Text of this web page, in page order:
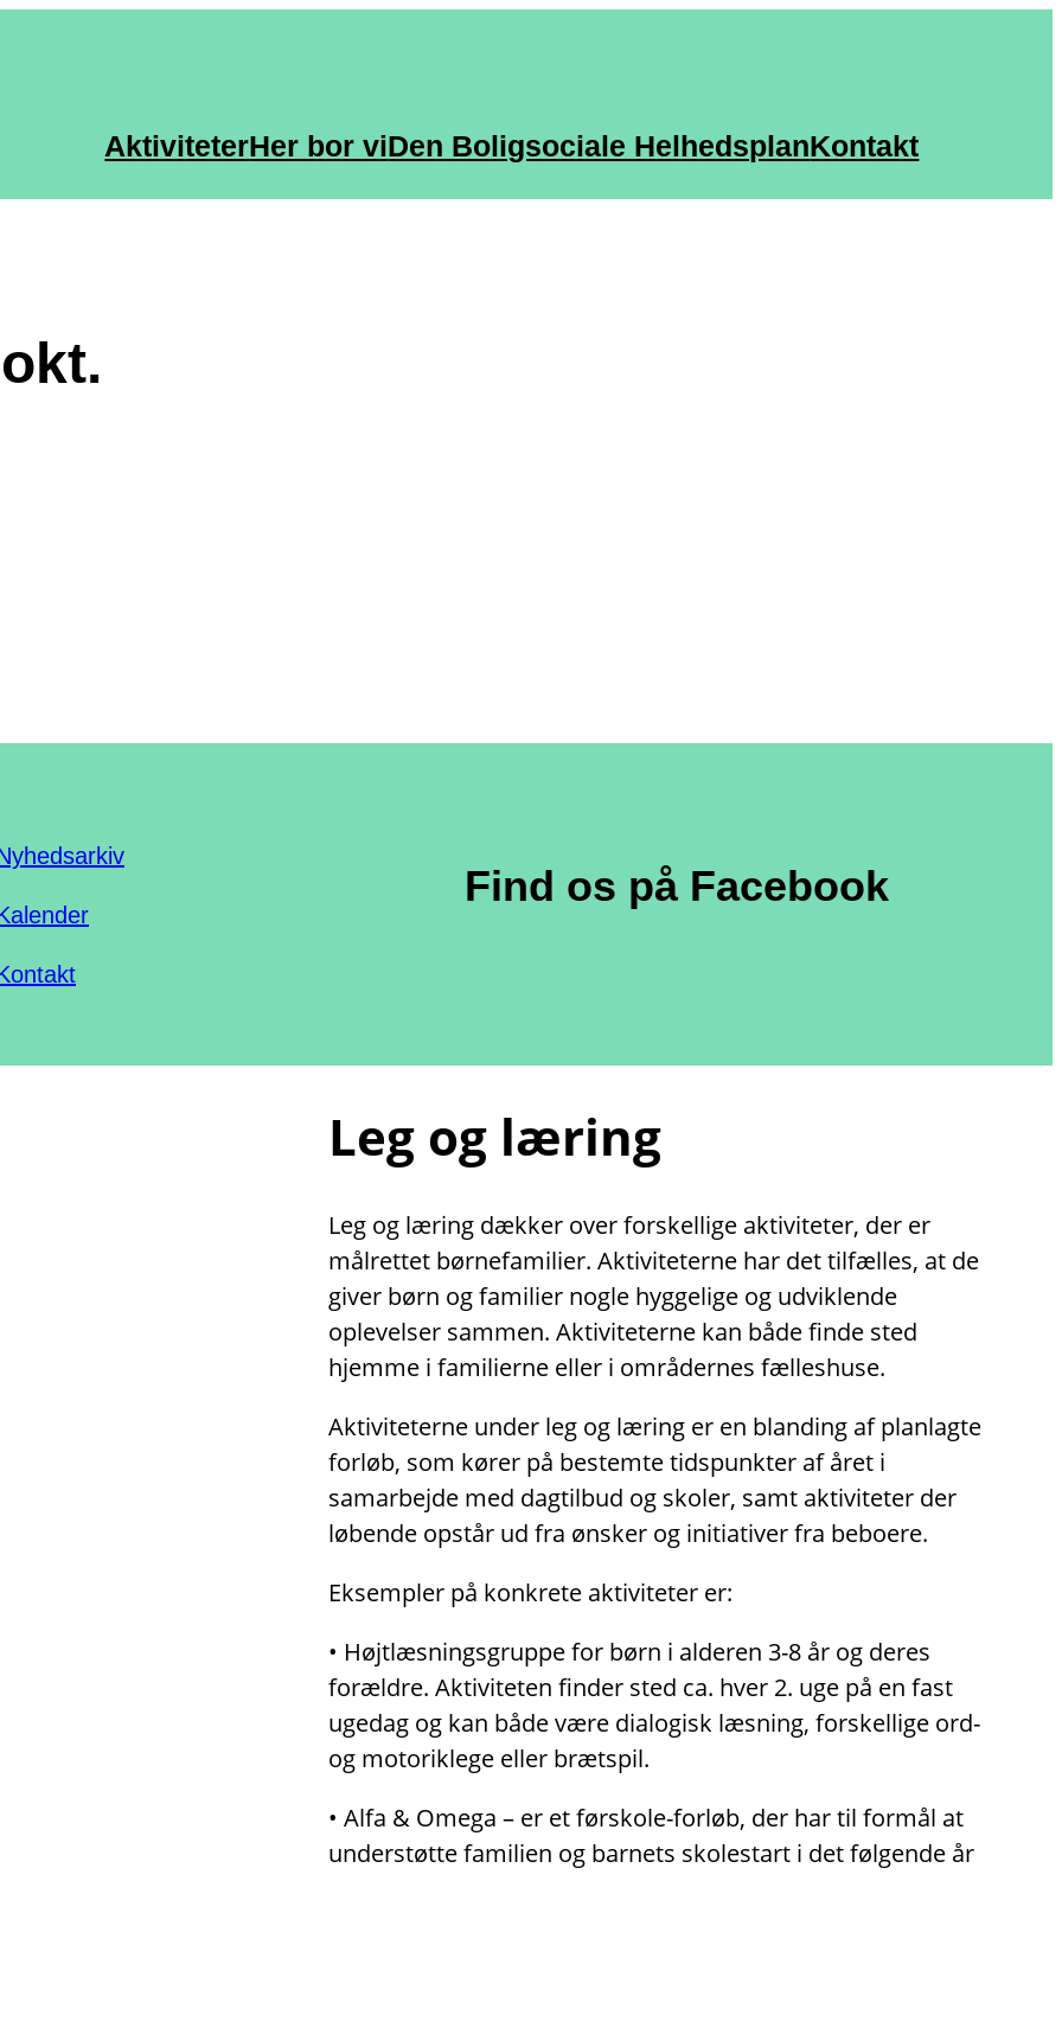
AktiviteterHer bor viDen Boligsociale HelhedsplanKontakt
Find os på Facebook
Leg og læring
Leg og læring dækker over forskellige aktiviteter, der er
målrettet børnefamilier. Aktiviteterne har det tilfælles, at de
giver børn og familier nogle hyggelige og udviklende
oplevelser sammen. Aktiviteterne kan både finde sted
hjemme i familierne eller i områdernes fælleshuse.
Aktiviteterne under leg og læring er en blanding af planlagte
forløb, som kører på bestemte tidspunkter af året i
samarbejde med dagtilbud og skoler, samt aktiviteter der
løbende opstår ud fra ønsker og initiativer fra beboere.
Eksempler på konkrete aktiviteter er:
• Højtlæsningsgruppe for børn i alderen 3-8 år og deres
forældre. Aktiviteten finder sted ca. hver 2. uge på en fast
ugedag og kan både være dialogisk læsning, forskellige ord-
og motoriklege eller brætspil.
• Alfa & Omega – er et førskole-forløb, der har til formål at
understøtte familien og barnets skolestart i det følgende år